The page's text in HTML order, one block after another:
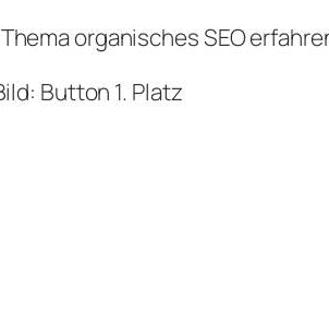
organisches SEO
Button 1. Platz